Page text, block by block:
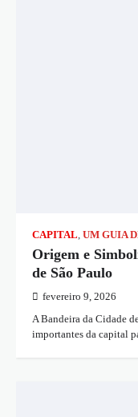
CAPITAL, UM GUIA
Origem e
de São Paulo
fevereiro 9, 2026
A Bandeira da Cidade
importantes da capital